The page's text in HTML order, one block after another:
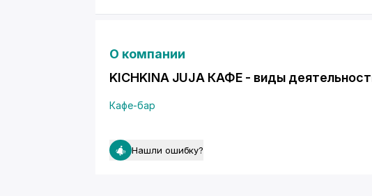
О компании
KICHKINA JUJA КАФЕ - виды
Кафе-бар
Нашли ошибку?